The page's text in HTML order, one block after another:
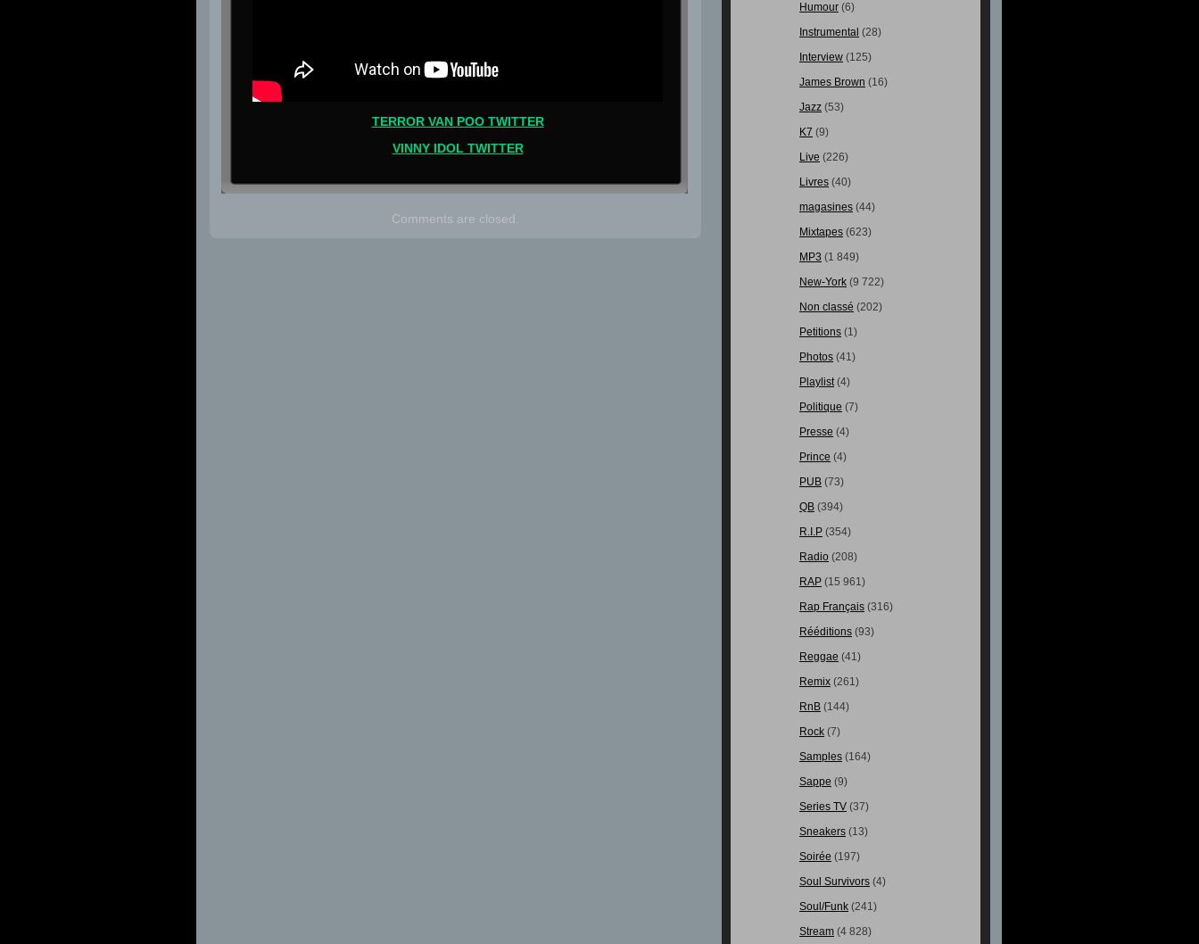
TERROR VAN POO TWITTER
VINNY IDOL TWITTER
Comments are closed.
Humour (6)
Instrumental (28)
Interview (125)
James Brown (16)
Jazz (53)
K7 (9)
Live (226)
Livres (40)
magasines (44)
Mixtapes (623)
MP3 (1 849)
New-York (9 722)
Non classé (202)
Petitions (1)
Photos (41)
Playlist(4)
Politique (7)
Presse (4)
Prince (4)
PUB (73)
QB (394)
R.I.P (354)
Radio (208)
RAP (15 961)
Rap Français (316)
Rééditions (93)
Reggae (41)
Remix (261)
RnB (144)
Rock (7)
Samples (164)
Sappe (9)
Series TV (37)
Sneakers (13)
Soirée (197)
Soul Survivors (4)
Soul/Funk (241)
Stream (4 828)